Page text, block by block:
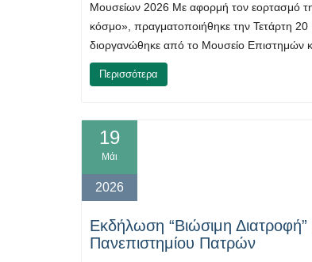
Μουσείων 2026 Με αφορμή τον εορτασμό
κόσμο», πραγματοποιήθηκε την Τετάρτη
διοργανώθηκε από το Μουσείο Επιστημών
Περισσότερα
19
Μάι
2026
Εκδήλωση “Βιώσιμη
Πανεπιστημίου Πατρών